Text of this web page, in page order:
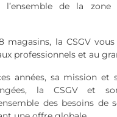
de la zone
magasins, la CSGV
professionnels et au
années, sa mission et
la CSGV et
des besoins de